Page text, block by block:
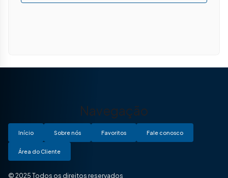
Navegação
Início Sobre nós Favoritos Fale conosco
Área do Cliente
© 2025 Todos os direitos reservados